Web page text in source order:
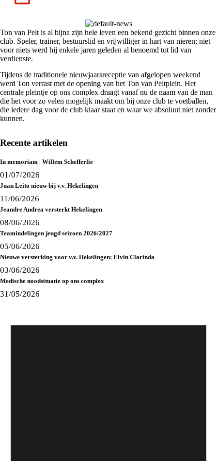
Ton van Pelt is al bijna zijn hele leven een bekend gezicht binnen onze
club. Speler, trainer, bestuurslid en vrijwilliger in hart van nieren; niet
voor niets werd hij enkele jaren geleden al benoemd tot lid van
verdienste.
Tijdens de traditionele nieuwjaarsreceptie van afgelopen weekend
werd Ton verrast met de opening van het Ton van Peltplein. Het
centrale pleintje op ons complex draagt vanaf nu de naam van de man
die het voor zo velen mogelijk maakt om bij onze club te voetballen,
die iedere dag voor de club klaar staat en waar we absoluut niet zonder
kunnen.
Recente artikelen
In memoriam | Willem Schefferlie
01/07/2026
Juan Leito nieuw bij v.v. Hekelingen
11/06/2026
Jeandre Andrea versterkt Hekelingen
08/06/2026
Teamindelingen jeugd seizoen 2026/2027
05/06/2026
Nieuwe versterking voor v.v. Hekelingen: Elvin Clarinda
03/06/2026
Medische noodsituatie op ons complex
31/05/2026